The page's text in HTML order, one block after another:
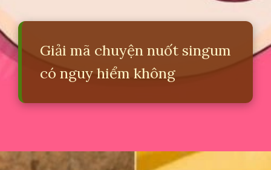
Giải mã chuyện nuốt singum
có nguy hiểm không